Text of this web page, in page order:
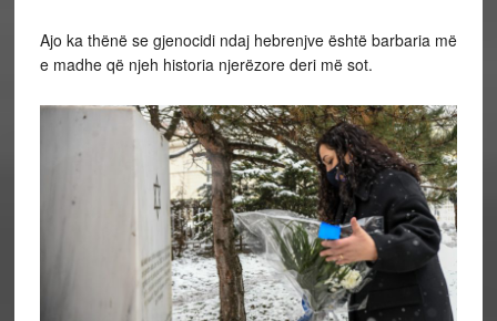
Ajo ka thënë se gjenocidi ndaj hebrenjve është barbaria më
e madhe që njeh historia njerëzore deri më sot.